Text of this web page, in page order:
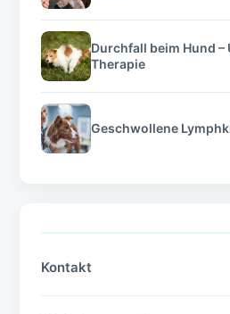
Durchfall beim Hund –
Therapie
Geschwollene
Kontakt